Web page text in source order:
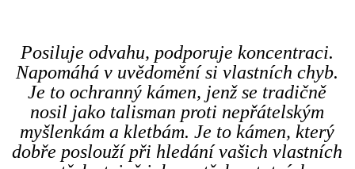
Posiluje odvahu, podporuje koncentraci.
Napomáhá v uvědomění si vlastních chyb.
Je to ochranný kámen, jenž se tradičně
nosil jako talisman proti nepřátelským
myšlenkám a kletbám. Je to kámen, který
dobře poslouží při hledání vašich vlastních